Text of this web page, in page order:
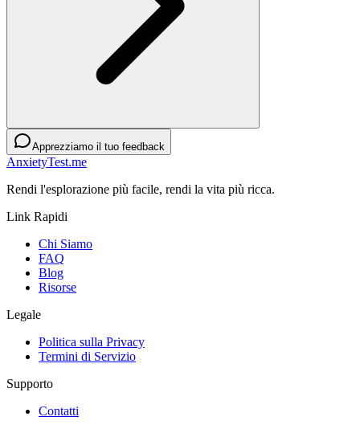
Apprezziamo il tuo feedback
AnxietyTest.me
Rendi l'esplorazione più facile, rendi la vita più ricca.
Link Rapidi
Chi Siamo
FAQ
Blog
Risorse
Legale
Politica sulla Privacy
Termini di Servizio
Supporto
Contatti